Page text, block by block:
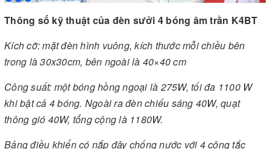
Thông số kỹ thuật của đèn sưởi 4 bóng âm trần K4BT
Kích cỡ: mặt đèn hình vuông, kích thước mỗi chiều bên
trong là 30x30cm, bên ngoài là 40×40 cm
Công suất: một bóng hồng ngoại là 275W, tối đa 1100 W
khi bật cả 4 bóng. Ngoài ra đèn chiếu sáng 40W, quạt
thông gió 40W, tổng cộng là 1180W.
Bảng điều khiển có nắp đậy chống nước với 4 công tắc